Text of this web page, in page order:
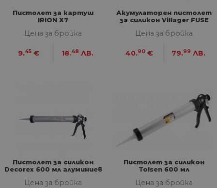
Пистолет за картуш
IRION Х7
Цена за бройка
9.45 € 18.48 ЛВ.
Акумулаторен пистолет
за силикон Villager FUSE
Цена за бройка
40.90 € 79.99 ЛВ.
Пистолет за силикон
Decorex 600 мл алуминиев
Цена за бройка
Пистолет за силикон
Tolsen 600 мл
Цена за бройка